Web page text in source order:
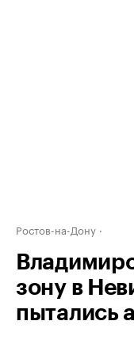
Ростов-на-Дону
зону в
пытались